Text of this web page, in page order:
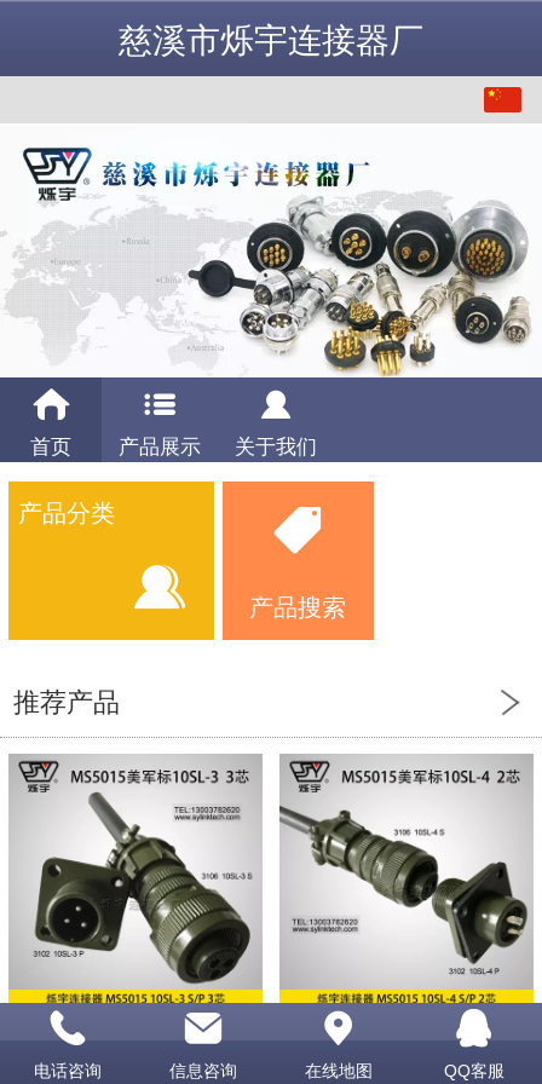
慈溪市烁宇连接器厂
首页 产品展示 关于我们
产品分类
产品搜索
推荐产品
5015 10SL-3 3芯连接器
电话咨询 信息咨询 在线地图 QQ客服